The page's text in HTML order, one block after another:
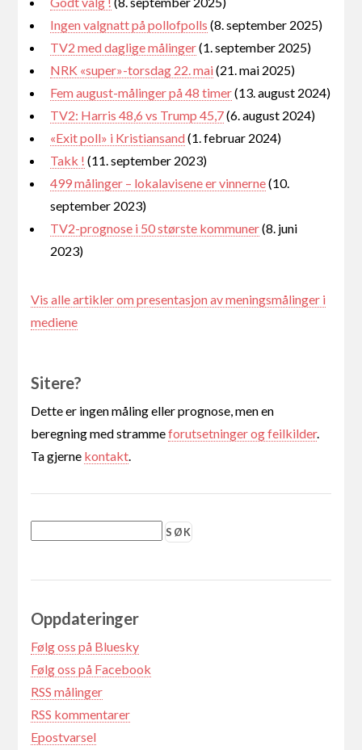
Ingen valgnatt på pollofpolls (8. september 2025)
TV2 med daglige målinger(1. september 2025)
NRK «super»-torsdag 22. mai(21. mai 2025)
Fem august-målinger på 48 timer(13. august 2024)
TV2: Harris 48,6 vs Trump 45,7(6. august 2024)
«Exit poll» i Kristiansand(1. februar 2024)
Takk ! (11. september 2023)
499 målinger – lokalavisene er vinnerne(10.
september 2023)
TV2-prognose i 50 største kommuner(8. juni
2023)
Vis alle artikler om presentasjon av meningsmålinger i
mediene
Sitere?
Dette er ingen måling eller prognose, men en
beregning med strammeforutsetninger og feilkilder.
Ta gjerne kontakt.
Oppdateringer
Følg oss på Bluesky
Følg oss på Facebook
RSS målinger
RSS kommentarer
Epostvarsel